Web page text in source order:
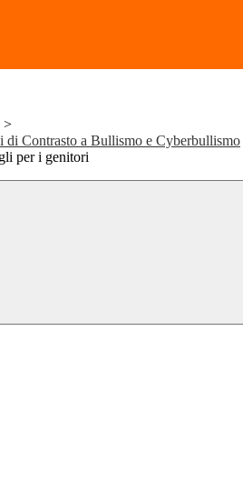
>
di Contrasto a Bullismo e Cyberbullismo
per i genitori